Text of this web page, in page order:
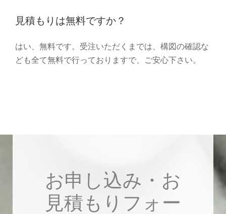
見積もりは無料ですか？
はい、無料です。受注いただくまでは、構図の確認な
ども全て無料で行っておりますで、ご安心下さい。
お申し込み・お
見積もりフォー